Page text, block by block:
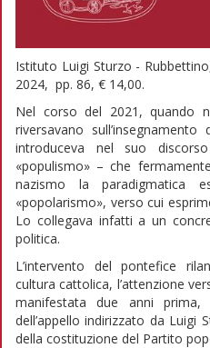
Istituto Luigi Sturzo -
2024, pp. 86, € 14,00.
Nel corso del 2021, quando
riversavano
introduceva nel suo
«populismo» – che
nazismo la paradigmatica
«popolarismo», verso cui
Lo collegava infatti a un
politica.
L’intervento del pontefice
cultura cattolica, l’attenzione
manifestata due anni prima,
dell’appello indirizzato da Luigi
della costituzione del Partito